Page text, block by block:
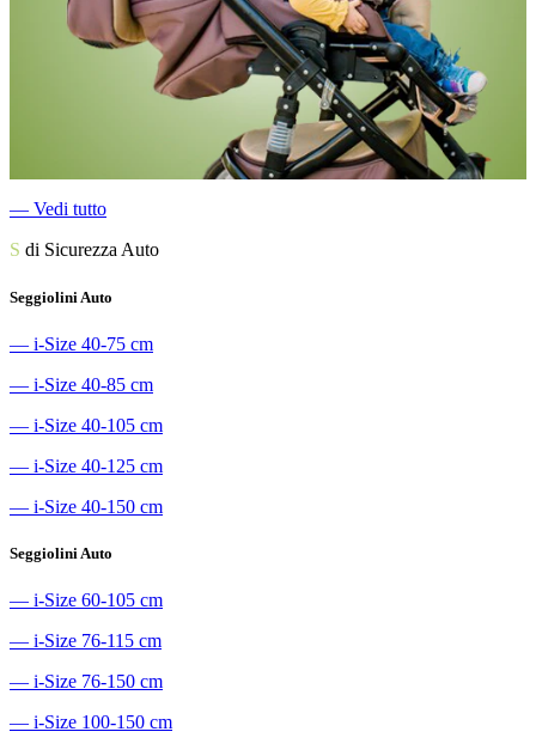
― Vedi tutto
S di Sicurezza Auto
Seggiolini Auto
― i-Size 40-75 cm
― i-Size 40-85 cm
― i-Size 40-105 cm
― i-Size 40-125 cm
― i-Size 40-150 cm
Seggiolini Auto
― i-Size 60-105 cm
― i-Size 76-115 cm
― i-Size 76-150 cm
― i-Size 100-150 cm